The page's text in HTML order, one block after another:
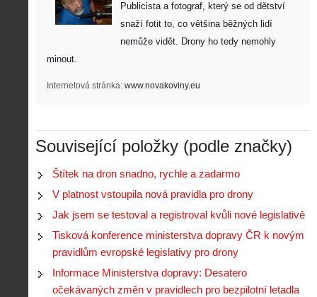
Publicista a fotograf, který se od dětství
snaží fotit to, co většina běžných lidí
nemůže vidět. Drony ho tedy nemohly
minout.
Internetová stránka: www.novakoviny.eu
Související položky (podle značky)
Štítek na dron snadno, rychle a zadarmo
V platnost vstoupila nová pravidla pro drony
Jak jsem se testoval a registroval kvůli nové legislativě
Tisková konference ministerstva dopravy ČR k novým
pravidlům evropské legislativy pro drony
Informace Ministerstva dopravy: Desatero
očekávaných změn v pravidlech pro bezpilotní letadla